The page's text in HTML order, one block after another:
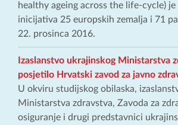
healthy ageing across the life-cycle) je
inicijativa 25 europskih zemalja i 71
22. prosinca 2016.
Izaslanstvo ukrajinskog Ministarstva
posjetilo Hrvatski zavod za javno
U okviru studijskog obilaska,
Ministarstva zdravstva, Zavoda za
osiguranje i drugi predstavnici